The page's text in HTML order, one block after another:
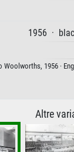
1956 ·
1956 ·
Altre